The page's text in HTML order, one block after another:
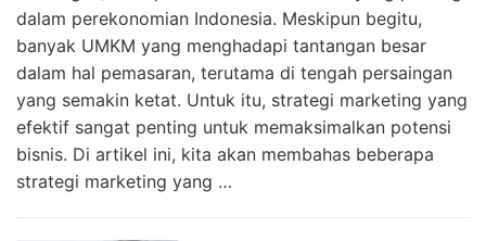
dalam perekonomian Indonesia. Meskipun begitu,
banyak UMKM yang menghadapi tantangan besar
dalam hal pemasaran, terutama di tengah persaingan
yang semakin ketat. Untuk itu, strategi marketing yang
efektif sangat penting untuk memaksimalkan potensi
bisnis. Di artikel ini, kita akan membahas beberapa
strategi marketing yang …